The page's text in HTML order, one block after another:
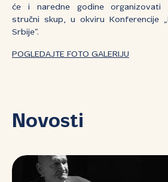
će i naredne godine organizovati
stručni skup, u okviru Konferencije
Srbije“.
POGLEDAJTE FOTO GALERIJU
Novosti